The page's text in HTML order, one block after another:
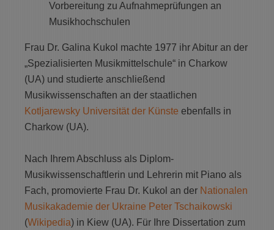
Vorbereitung zu Aufnahmeprüfungen an
Musikhochschulen
Frau Dr. Galina Kukol machte 1977 ihr Abitur an der
„Spezialisierten Musikmittelschule“ in Charkow
(UA) und studierte anschließend
Musikwissenschaften an der staatlichen
Kotljarewsky Universität der Künste ebenfalls in
Charkow (UA).
Nach Ihrem Abschluss als Diplom-
Musikwissenschaftlerin und Lehrerin mit Piano als
Fach, promovierte Frau Dr. Kukol an der Nationalen
Musikakademie der Ukraine Peter Tschaikowski
(Wikipedia) in Kiew (UA). Für Ihre Dissertation zum